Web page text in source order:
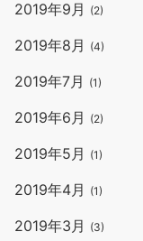
2019年9月 (2)
2019年8月 (4)
2019年7月 (1)
2019年6月 (2)
2019年5月 (1)
2019年4月 (1)
2019年3月 (3)